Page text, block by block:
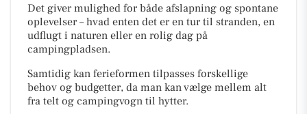
Det giver mulighed for både afslapning og spontane
oplevelser – hvad enten det er en tur til stranden, en
udflugt i naturen eller en rolig dag på
campingpladsen.
Samtidig kan ferieformen tilpasses forskellige
behov og budgetter, da man kan vælge mellem alt
fra telt og campingvogn til hytter.